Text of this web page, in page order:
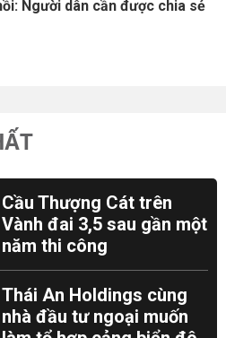
Người dân cần được chia sẻ
Cầu Thượng Cát trên
Vành đai 3,5 sau gần một
năm thi công
Thái An Holdings cùng
nhà đầu tư ngoại muốn